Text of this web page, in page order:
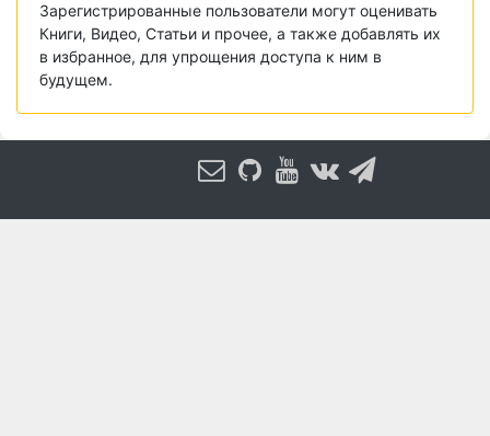
Зарегистрированные пользователи могут оценивать
Книги, Видео, Статьи и прочее, а также добавлять их
в избранное, для упрощения доступа к ним в
будущем.